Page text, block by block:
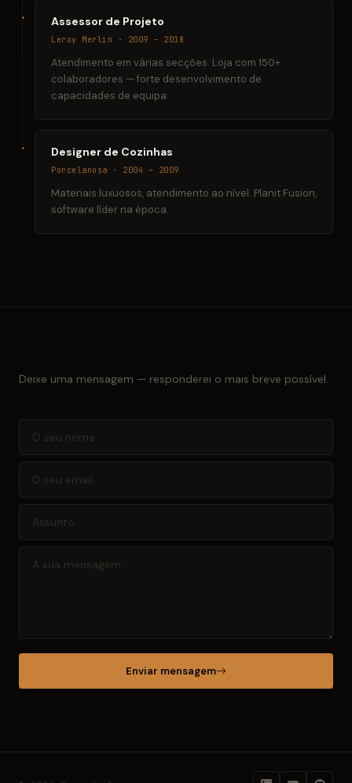
Assessor de Projeto
Leroy Merlin · 2009 – 2018
Atendimento em várias secções. Loja com 150+
colaboradores — forte desenvolvimento de
capacidades de equipa.
Designer de Cozinhas
Porcelanosa · 2004 – 2009
Materiais luxuosos, atendimento ao nível. Planit Fusion,
software líder na época.
Deixe uma mensagem — responderei o mais breve possível.
Enviar mensagem